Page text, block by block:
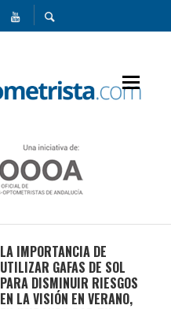
LA IMPORTANCIA DE
UTILIZAR GAFAS DE SOL
PARA DISMINUIR RIESGOS
EN LA VISIÓN EN VERANO,